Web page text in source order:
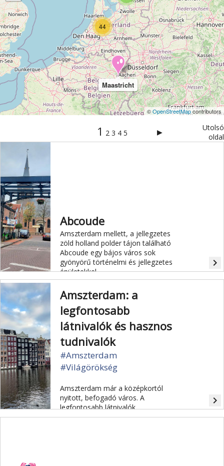
44
Maastricht
©OpenStreetMapcontributors
1 2 3 4 5 ▶
Utolsó
oldal
Abcoude
Amszterdam mellett, a jellegzetes
zöld holland polder tájon található
Abcoude egy bájos város sok
gyönyörű történelmi és jellegzetes
épületekkel.
navigate_next
Amszterdam: a
legfontosabb
látnivalók és hasznos
tudnivalók
#Amszterdam
#Világörökség
Amszterdam már a középkortól
nyitott, befogadó város. A
legfontosabb látnivalók.
navigate_next